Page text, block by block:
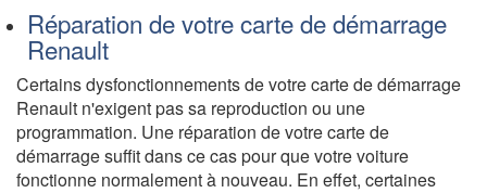
Réparation de votre carte de démarrage
Renault
Certains dysfonctionnements de votre carte de démarrage
Renault n'exigent pas sa reproduction ou une
programmation. Une réparation de votre carte de
démarrage suffit dans ce cas pour que votre voiture
fonctionne normalement à nouveau. En effet, certaines